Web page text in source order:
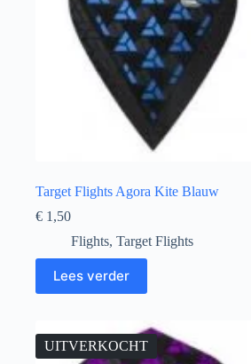
Target Flights Agora Kite Blauw
€ 1,50
Flights, Target Flights
Lees verder
UITVERKOCHT